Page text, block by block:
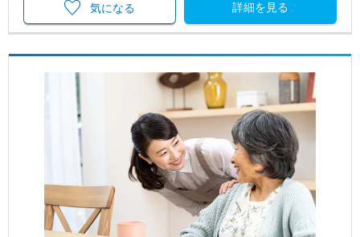
詳細を見る
気になる